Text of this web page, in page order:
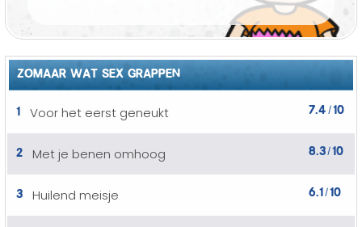
ZOMAAR WAT SEX GRAPPEN
1 Voor het eerst geneukt 7.4 /10
2 Met je benen omhoog 8.3/10
3 Huilend meisje 6.1/10